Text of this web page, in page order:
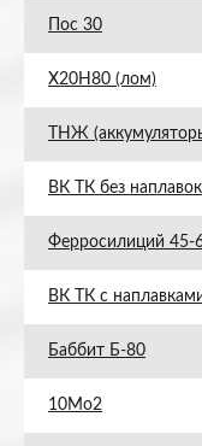
Пос 30
Х20Н80 (лом)
ТНЖ
ВК ТК без
Ферросилиций 45-
ВК ТК с
Баббит Б-80
10Мо2